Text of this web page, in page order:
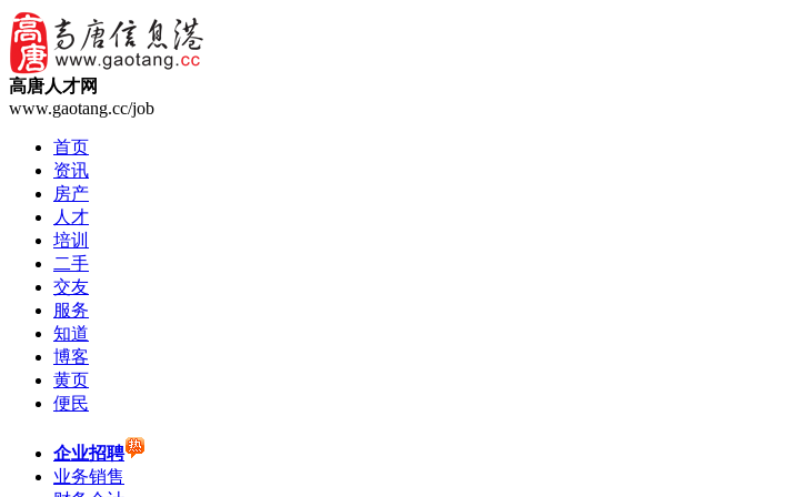
高唐人才网
www.gaotang.cc/job
首页
资讯
房产
人才
培训
二手
交友
服务
知道
博客
黄页
便民
企业招聘
业务销售